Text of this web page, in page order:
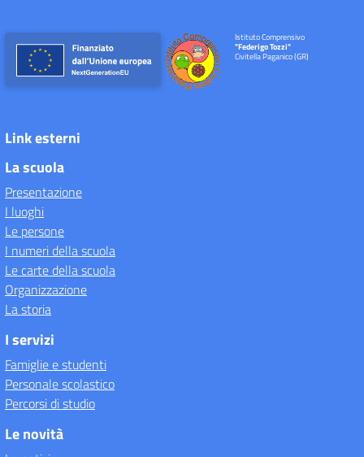
Istituto Comprensivo
"Federigo Tozzi"
Civitella Paganico (GR)
Link esterni
La scuola
Presentazione
I luoghi
Le persone
I numeri della scuola
Le carte della scuola
Organizzazione
La storia
I servizi
Famiglie e studenti
Personale scolastico
Percorsi di studio
Le novità